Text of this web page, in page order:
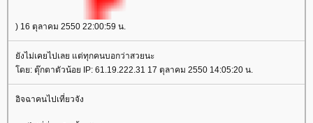
) 16 ตุลาคม 2550 22:00:59 น.
ังไม่เคยไปเลย แต่ทุกคนบอกว่าสวยนะ
ดย: ตุ๊กตาตัวน้อย IP: 61.19.222.31 17 ตุลาคม 2550 14:05:20 น.
อิจฉาคนไปเที่ยวจัง